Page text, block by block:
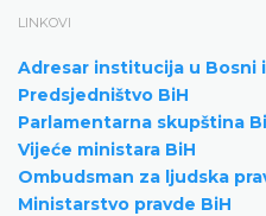
LINKOVI
Adresar institucija u Bosni
Predsjedništvo BiH
Parlamentarna skupština
Vijeće ministara BiH
Ombudsman za ljudska
Ministarstvo pravde BiH